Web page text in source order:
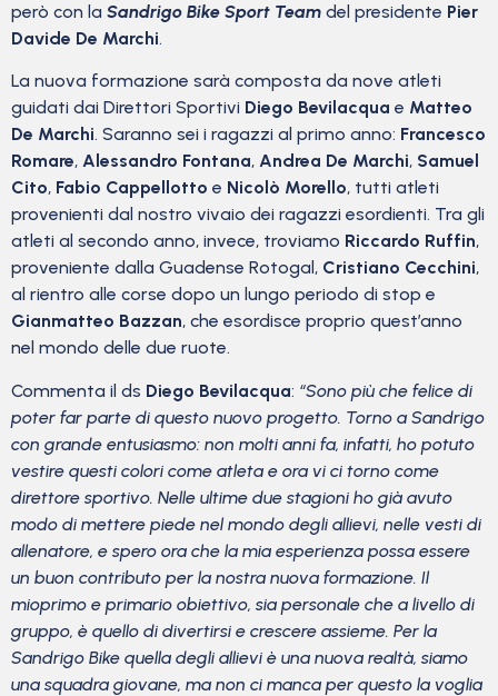
però con la Sandrigo Bike Sport Team del presidente Pier
Davide De Marchi.
La nuova formazione sarà composta da nove atleti
guidati dai Direttori Sportivi Diego Bevilacqua e Matteo
De Marchi. Saranno sei i ragazzi al primo anno: Francesco
Romare, Alessandro Fontana, Andrea De Marchi, Samuel
Cito, Fabio Cappellotto e Nicolò Morello, tutti atleti
provenienti dal nostro vivaio dei ragazzi esordienti. Tra gli
atleti al secondo anno, invece, troviamo Riccardo Ruffin,
proveniente dalla Guadense Rotogal, Cristiano Cecchini,
al rientro alle corse dopo un lungo periodo di stop e
Gianmatteo Bazzan, che esordisce proprio quest’anno
nel mondo delle due ruote.
Commenta il ds Diego Bevilacqua: “Sono più che felice di
poter far parte di questo nuovo progetto. Torno a Sandrigo
con grande entusiasmo: non molti anni fa, infatti, ho potuto
vestire questi colori come atleta e ora vi ci torno come
direttore sportivo. Nelle ultime due stagioni ho già avuto
modo di mettere piede nel mondo degli allievi, nelle vesti di
allenatore, e spero ora che la mia esperienza possa essere
un buon contributo per la nostra nuova formazione. Il
mioprimo e primario obiettivo, sia personale che a livello di
gruppo, è quello di divertirsi e crescere assieme. Per la
Sandrigo Bike quella degli allievi è una nuova realtà, siamo
una squadra giovane, ma non ci manca per questo la voglia